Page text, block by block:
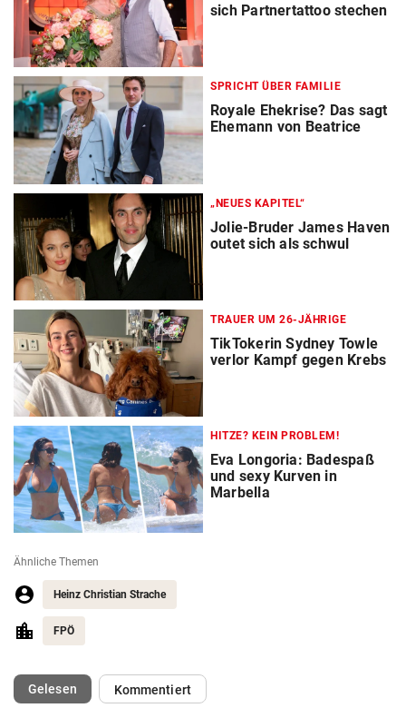
sich Partnertattoo stechen
SPRICHT ÜBER FAMILIE
Royale Ehekrise? Das sagt
Ehemann von Beatrice
„NEUES KAPITEL“
Jolie-Bruder James Haven
outet sich als schwul
TRAUER UM 26-JÄHRIGE
TikTokerin Sydney Towle
verlor Kampf gegen Krebs
HITZE? KEIN PROBLEM!
Eva Longoria: Badespaß
und sexy Kurven in
Marbella
Ähnliche Themen
Heinz Christian Strache
FPÖ
Gelesen(ausgewählt)Kommentiert